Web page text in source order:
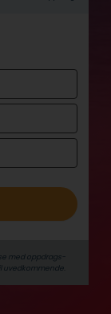
med oppdrags­
uvedkommende.